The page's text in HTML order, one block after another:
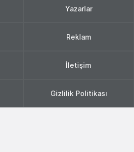
Yazarlar
Reklam
İletişim
Gizlilik Politikası